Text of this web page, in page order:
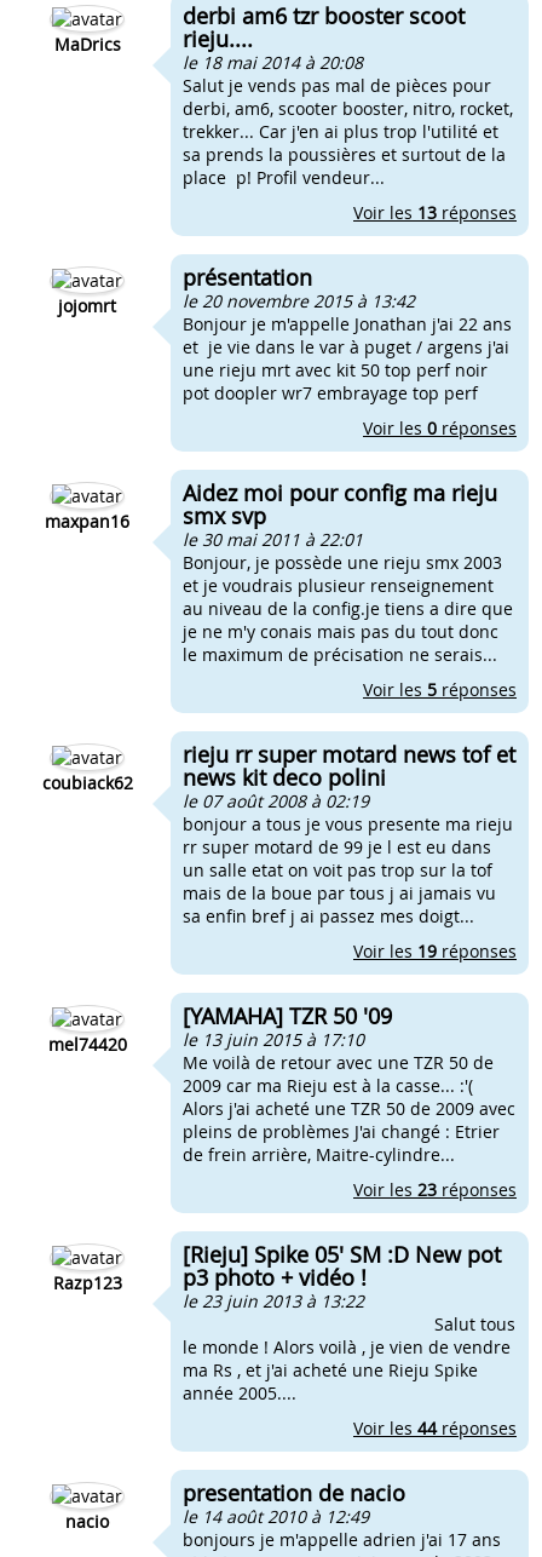
MaDrics
derbi am6 tzr booster scoot
rieju....
le 18 mai 2014 à 20:08
Salut je vends pas mal de pièces pour
derbi, am6, scooter booster, nitro, rocket,
trekker... Car j'en ai plus trop l'utilité et
sa prends la poussières et surtout de la
place p! Profil vendeur...
Voir les 13 réponses
jojomrt
présentation
le 20 novembre 2015 à 13:42
Bonjour je m'appelle Jonathan j'ai 22 ans
et je vie dans le var à puget / argens j'ai
une rieju mrt avec kit 50 top perf noir
pot doopler wr7 embrayage top perf
Voir les 0 réponses
maxpan16
Aidez moi pour config ma rieju
smx svp
le 30 mai 2011 à 22:01
Bonjour, je possède une rieju smx 2003
et je voudrais plusieur renseignement
au niveau de la config.je tiens a dire que
je ne m'y conais mais pas du tout donc
le maximum de précisation ne serais...
Voir les 5 réponses
coubiack62
rieju rr super motard news tof et
news kit deco polini
le 07 août 2008 à 02:19
bonjour a tous je vous presente ma rieju
rr super motard de 99 je l est eu dans
un salle etat on voit pas trop sur la tof
mais de la boue par tous j ai jamais vu
sa enfin bref j ai passez mes doigt...
Voir les 19 réponses
mel74420
[YAMAHA] TZR 50 '09
le 13 juin 2015 à 17:10
Me voilà de retour avec une TZR 50 de
2009 car ma Rieju est à la casse... :'(
Alors j'ai acheté une TZR 50 de 2009 avec
pleins de problèmes J'ai changé : Etrier
de frein arrière, Maitre-cylindre...
Voir les 23 réponses
Razp123
[Rieju] Spike 05' SM :D New pot
p3 photo + vidéo !
le 23 juin 2013 à 13:22
Salut tous
le monde ! Alors voilà , je vien de vendre
ma Rs , et j'ai acheté une Rieju Spike
année 2005....
Voir les 44réponses
nacio
presentation de nacio
le 14 août 2010 à 12:49
bonjours je m'appelle adrien j'ai 17 ans